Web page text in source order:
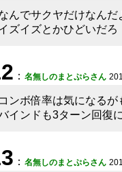
んでサクヤだけなんだ
ズイズとかひどいだろ
： 名無しのまとぷらさん
ンボ倍率は気になるが
インドも3ターン回復
： 名無しのまとぷらさん